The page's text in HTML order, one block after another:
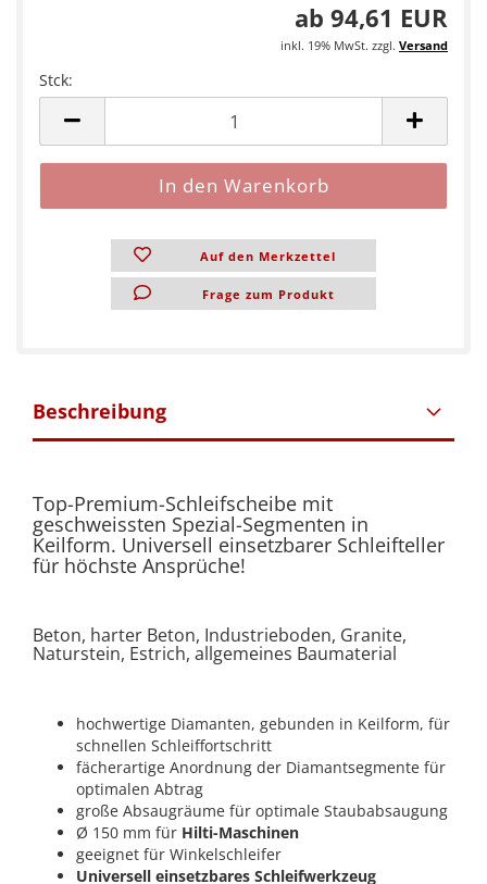
ab 94,61 EUR
inkl. 19% MwSt. zzgl. Versand
Stck:
Stck
Auf den Merkzettel
Frage zum Produkt
Beschreibung
Top-Premium-Schleifscheibe mit
geschweissten Spezial-Segmenten in
Keilform. Universell einsetzbarer Schleifteller
für höchste Ansprüche!
Beton, harter Beton, Industrieboden, Granite,
Naturstein, Estrich, allgemeines Baumaterial
hochwertige Diamanten, gebunden in Keilform, für
schnellen Schleiffortschritt
fächerartige Anordnung der Diamantsegmente für
optimalen Abtrag
große Absaugräume für optimale Staubabsaugung
Ø 150 mm für Hilti-Maschinen
geeignet für Winkelschleifer
Universell einsetzbares Schleifwerkzeug